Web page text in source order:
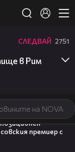
на NOVA
СЛЕДВАЙ 2751
в Рим
премиер с